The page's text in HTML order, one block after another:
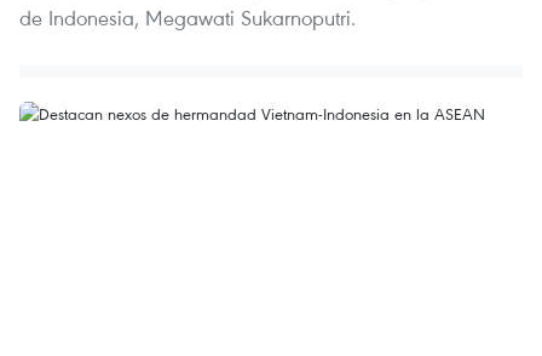
de Indonesia, Megawati Sukarnoputri.